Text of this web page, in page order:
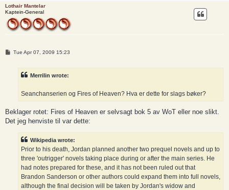
Lothair Mantelar
Kaptein-General
PTue Apr 07, 2009 15:23
Merrilin wrote:
Seanchanserien og Fires of Heaven? Hva er dette for slags bøker?
Beklager rotet: Fires of Heaven er selvsagt bok 5 av WoT eller noe slikt.
Det jeg henviste til var dette:
Wikipedia wrote:
Prior to his death, Jordan planned another two prequel novels and up to
three 'outrigger' novels taking place during or after the main series. He
had notes prepared for these, and it has not been ruled out that
Brandon Sanderson or other authors could expand them into full novels,
although the final decision will be taken by Jordan's widow and